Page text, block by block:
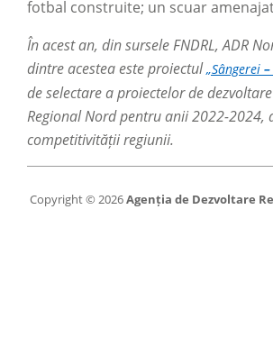
fotbal construite; un scuar
În acest an, din sursele FNDRL, ADR
dintre acestea este proiectul„Sângerei –
de selectare a proiectelor de
Regional Nord pentru anii 2022-
competitivității regiunii.
Copyright © 2026Agenția de Dezvoltare